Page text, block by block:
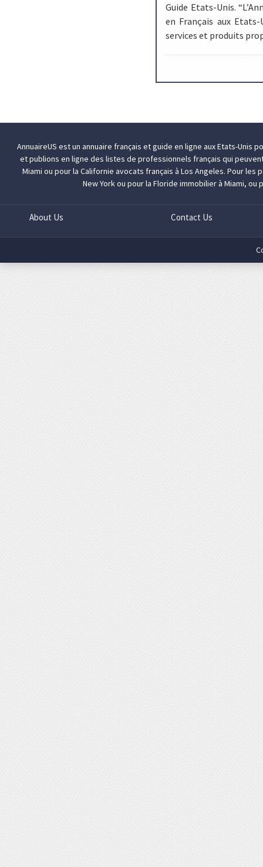
Guide Etats-Unis.
en Français aux
services et produits
AnnuaireUS est un annuaire français et guide en ligne aux Etats-Unis
et publions en ligne des listes de professionnels français qui
Miami ou pour la Californieavocats français à Los Angeles. Pour les
New Yorkou pour la Florideimmobilier à Miami, ou
About Us Contact Us